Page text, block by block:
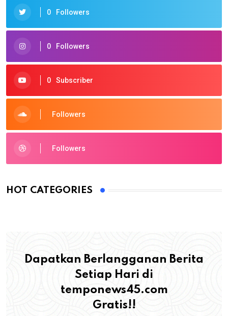
0 Followers
0 Followers
0 Subscriber
Followers
Followers
HOT CATEGORIES
Dapatkan Berlangganan Berita
Setiap Hari di
temponews45.com
Gratis!!